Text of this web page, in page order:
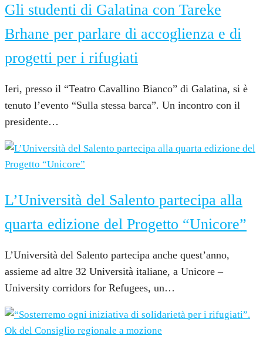
Gli studenti di Galatina con Tareke
Brhane per parlare di accoglienza e di
progetti per i rifugiati
Ieri, presso il “Teatro Cavallino Bianco” di Galatina, si è
tenuto l’evento “Sulla stessa barca”. Un incontro con il
presidente…
L’Università del Salento partecipa alla
quarta edizione del Progetto “Unicore”
L’Università del Salento partecipa anche quest’anno,
assieme ad altre 32 Università italiane, a Unicore –
University corridors for Refugees, un…